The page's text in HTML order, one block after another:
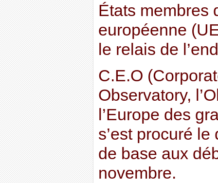
États membres
européenne
le relais de
C.E.O
Observatory,
l’Europe des
s’est procuré
de base aux
novembre.